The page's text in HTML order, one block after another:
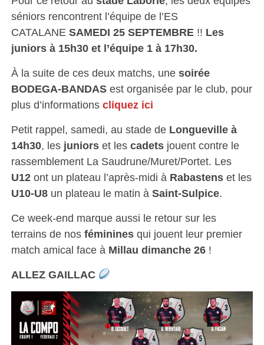
séniors rencontrent l’équipe de l’ES
CATALANE SAMEDI 25 SEPTEMBRE!! Les
juniors à 15h30 et l’équipe 1 à 17h30.
À la suite de ces deux matchs, une soirée
BODEGA-BANDASest organisée par le club, pour
plus d’informations cliquez ici
Petit rappel, samedi, au stade de Longueville à
14h30, les juniorset les cadetsjouent contre le
rassemblement La Saudrune/Muret/Portet. Les
U12ont un plateau l’après-midi à Rabastenset les
U10-U8un plateau le matin à Saint-Sulpice.
Ce week-end marque aussi le retour sur les
terrains de nos fémininesqui jouent leur premier
match amical face à Millau dimanche 26!
ALLEZ GAILLAC